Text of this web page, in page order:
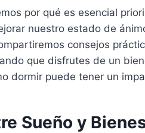
por qué es esencial
nuestro estado de
consejos
que disfrutes de un
dormir puede tener un
Sueño y